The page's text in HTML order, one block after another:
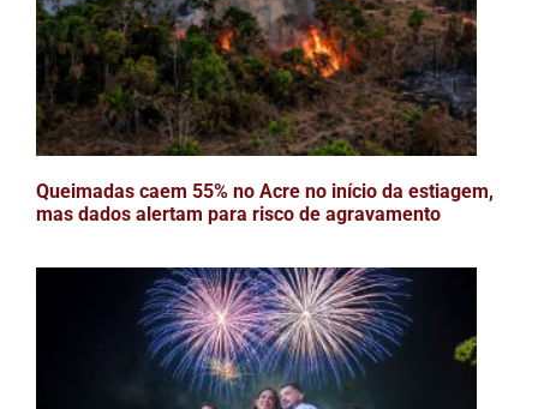
Queimadas caem 55% no Acre no início da estiagem,
mas dados alertam para risco de agravamento